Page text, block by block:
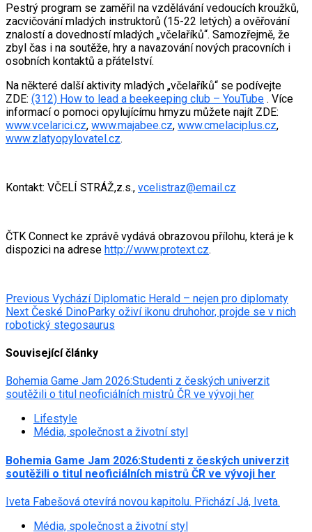
Pestrý program se zaměřil na vzdělávání vedoucích kroužků,
zacvičování mladých instruktorů (15-22 letých) a ověřování
znalostí a dovedností mladých „včelaříků“. Samozřejmě, že
zbyl čas i na soutěže, hry a navazování nových pracovních i
osobních kontaktů a přátelství.
Na některé další aktivity mladých „včelaříků“ se podívejte
ZDE: (312) How to lead a beekeeping club – YouTube . Více
informací o pomoci opylujícímu hmyzu můžete najít ZDE:
www.vcelarici.cz, www.majabee.cz, www.cmelaciplus.cz,
www.zlatyopylovatel.cz.
Kontakt: VČELÍ STRÁŽ,z.s., vcelistraz@email.cz
ČTK Connect ke zprávě vydává obrazovou přílohu, která je k
dispozici na adrese http://www.protext.cz.
Post
navigation
Previous Vychází Diplomatic Herald – nejen pro diplomaty
Next České DinoParky oživí ikonu druhohor, projde se v nich
robotický stegosaurus
Související články
Bohemia Game Jam 2026:Studenti z českých univerzit
soutěžili o titul neoficiálních mistrů ČR ve vývoji her
Lifestyle
Média, společnost a životní styl
Bohemia Game Jam 2026:Studenti z českých univerzit
soutěžili o titul neoficiálních mistrů ČR ve vývoji her
Iveta Fabešová otevírá novou kapitolu. Přichází Já, Iveta.
Média, společnost a životní styl